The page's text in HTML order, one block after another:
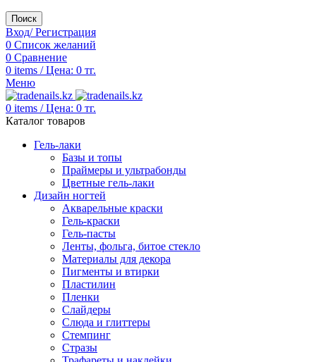
Поиск
Вход/ Регистрация
0 Список желаний
0 Сравнение
0 items / Цена: 0 тг.
Меню
0 items / Цена: 0 тг.
Каталог товаров
Гель-лаки
Базы и топы
Праймеры и ультрабонды
Цветные гель-лаки
Дизайн ногтей
Акварельные краски
Гель-краски
Гель-пасты
Ленты, фольга, битое стекло
Материалы для декора
Пигменты и втирки
Пластилин
Пленки
Слайдеры
Слюда и глиттеры
Стемпинг
Стразы